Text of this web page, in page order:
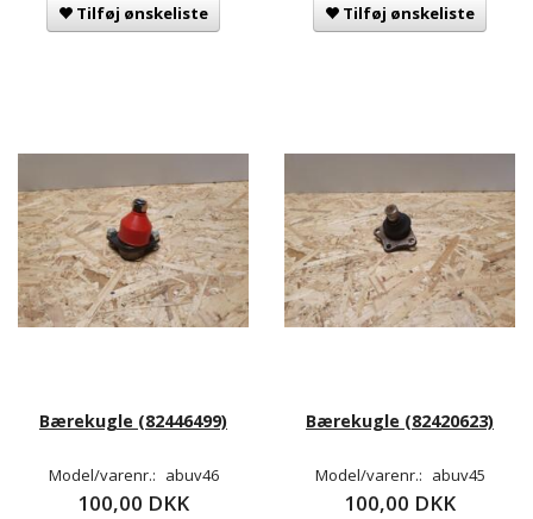
Tilføj ønskeliste
Tilføj ønskeliste
Bærekugle (82446499)
Model/varenr.: abuv46
100,00 DKK
Bærekugle (82420623)
Model/varenr.: abuv45
100,00 DKK